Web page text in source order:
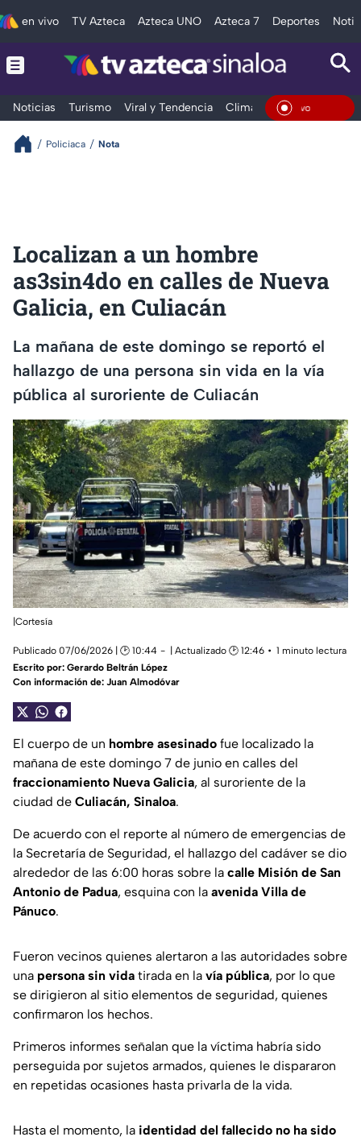
en vivo TV Azteca Azteca UNO Azteca 7 Deportes
Noticias Turismo Viral y Tendencia Clima Deportes
En Vivo
Policiaca Nota
Localizan a un hombre
as3sin4do en calles de Nueva
Galicia, en Culiacán
La mañana de este domingo se reportó el
hallazgo de una persona sin vida en la vía
pública al suroriente de Culiacán
|Cortesía
Publicado 07/06/2026 | 🕑 10:44 | Actualizado 🕑 12:46
1 minuto lectura
Escrito por: Gerardo Beltrán López
Con información de: Juan Almodóvar
El cuerpo de un hombre asesinado fue localizado la
mañana de este domingo 7 de junio en calles del
fraccionamiento Nueva Galicia, al suroriente de la
ciudad de Culiacán, Sinaloa.
De acuerdo con el reporte al número de emergencias de
la Secretaría de Seguridad, el hallazgo del cadáver se dio
alrededor de las 6:00 horas sobre la calle Misión de San
Antonio de Padua, esquina con la avenida Villa de
Pánuco.
Fueron vecinos quienes alertaron a las autoridades sobre
una persona sin vida tirada en la vía pública, por lo que
se dirigieron al sitio elementos de seguridad, quienes
confirmaron los hechos.
Primeros informes señalan que la víctima habría sido
perseguida por sujetos armados, quienes le dispararon
en repetidas ocasiones hasta privarla de la vida.
Hasta el momento, la identidad del fallecido no ha sido